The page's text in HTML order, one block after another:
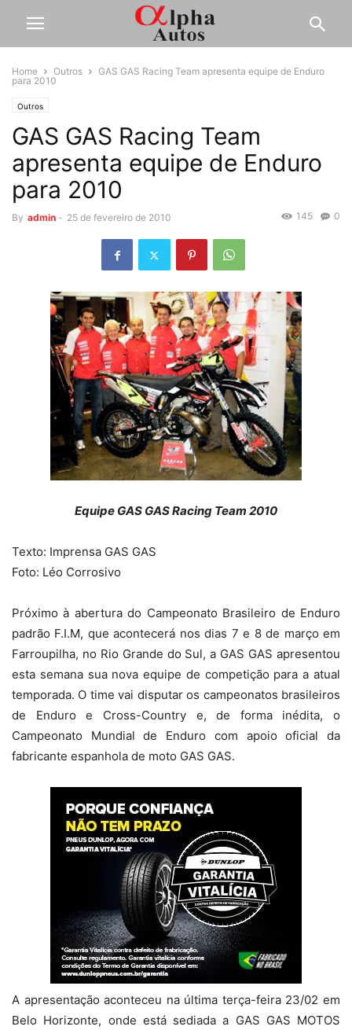
Home Outros
GAS GAS Racing Team apresenta equipe de Enduro
para 2010
Outros
GAS GAS Racing Team
apresenta equipe de Enduro
para 2010
By admin - 25 de fevereiro de 2010 0
145
Equipe GAS GAS Racing Team 2010
Texto: Imprensa GAS GAS
Foto: Léo Corrosivo
Próximo à abertura do Campeonato Brasileiro de Enduro
padrão F.I.M, que acontecerá nos dias 7 e 8 de março em
Farroupilha, no Rio Grande do Sul, a GAS GAS apresentou
esta semana sua nova equipe de competição para a atual
temporada. O time vai disputar os campeonatos brasileiros
de Enduro e Cross-Country e, de forma inédita, o
Campeonato Mundial de Enduro com apoio oficial da
fabricante espanhola de moto GAS GAS.
A apresentação aconteceu na última terça-feira 23/02 em
Belo Horizonte, onde está sediada a GAS GAS MOTOS